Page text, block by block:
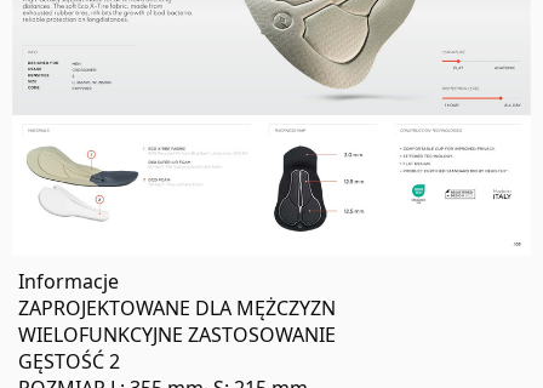
Informacje
ZAPROJEKTOWANE DLA MĘŻCZYZN
WIELOFUNKCYJNE ZASTOSOWANIE
GĘSTOŚĆ 2